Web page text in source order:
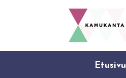
Etusivu